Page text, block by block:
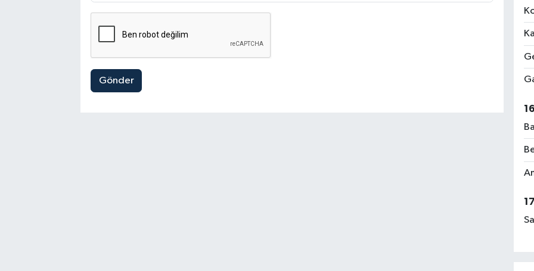
Gönder